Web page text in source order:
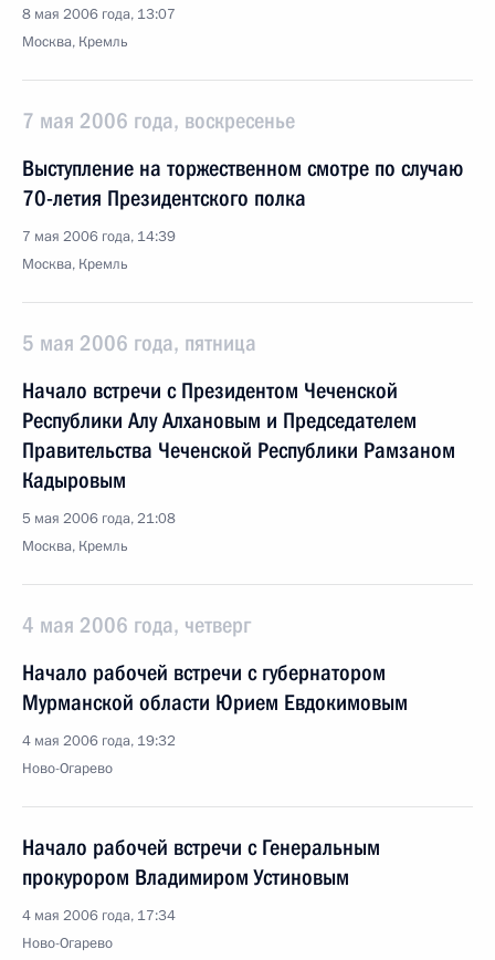
8 мая 2006 года, 13:07
Москва, Кремль
7 мая 2006 года, воскресенье
Выступление на торжественном смотре по случаю
70-летия Президентского полка
7 мая 2006 года, 14:39
Москва, Кремль
5 мая 2006 года, пятница
Начало встречи с Президентом Чеченской
Республики Алу Алхановым и Председателем
Правительства Чеченской Республики Рамзаном
Кадыровым
5 мая 2006 года, 21:08
Москва, Кремль
4 мая 2006 года, четверг
Начало рабочей встречи с губернатором
Мурманской области Юрием Евдокимовым
4 мая 2006 года, 19:32
Ново-Огарево
Начало рабочей встречи с Генеральным
прокурором Владимиром Устиновым
4 мая 2006 года, 17:34
Ново-Огарево